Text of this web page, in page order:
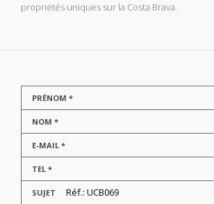
propriétés uniques sur la Costa Brava.
PRÉNOM *
NOM *
E-MAIL *
TEL *
SUJET